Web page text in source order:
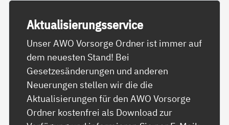
Ak­tua­li­sie­rungs­ser­vice
Unser AWO Vorsorge Ordner ist immer auf
dem neuesten Stand! Bei
Gesetzesänderungen und anderen
Neuerungen stellen wir die die
Aktualisierungen für den AWO Vorsorge
Ordner kostenfrei als Download zur